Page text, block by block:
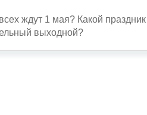
ждут 1 мая? Какой
выходной?